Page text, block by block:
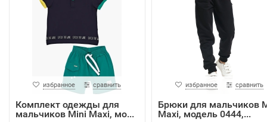
избранное сравнить
Комплект одежды для
мальчиков Mini Maxi, мо...
избранное сравнить
Брюки для мальчиков
Maxi, модель 0444,...